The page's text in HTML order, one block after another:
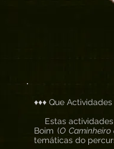
♦♦♦ Que
Estas actividades
Boim (O Caminheiro
temáticas do